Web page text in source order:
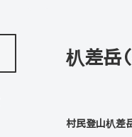
朳差岳
村民登山朳差